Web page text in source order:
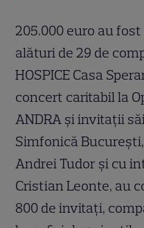
205.000 euro au
alături de 29 de
HOSPICE Casa
concert caritabil la
ANDRA și invitații
Simfonică
Andrei Tudor și cu
Cristian Leonte, au
800 de invitați,